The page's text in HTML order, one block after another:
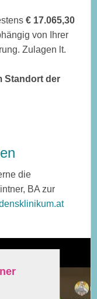
€ 17.065,30
von Ihrer
Zulagen lt.
Standort der
die
BA zur